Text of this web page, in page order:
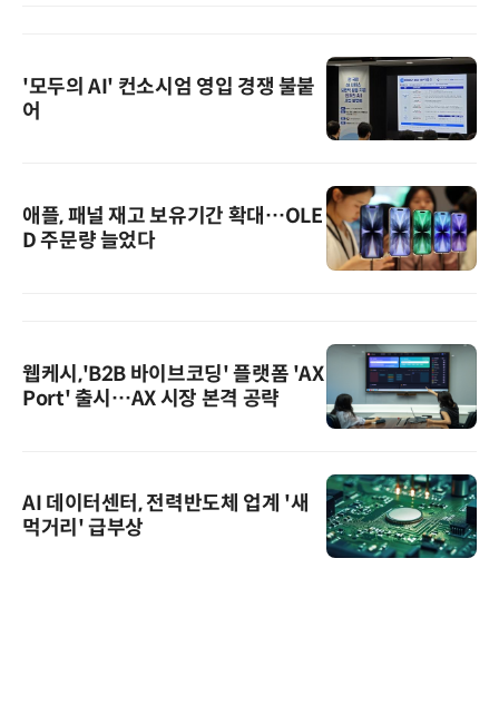
'모두의 AI' 컨소시엄 영입 경쟁 불붙
어
애플, 패널 재고 보유기간 확대…OLE
D 주문량 늘었다
웹케시,'B2B 바이브코딩' 플랫폼 'AX
Port' 출시…AX 시장 본격 공략
AI 데이터센터, 전력반도체 업계 '새
먹거리' 급부상